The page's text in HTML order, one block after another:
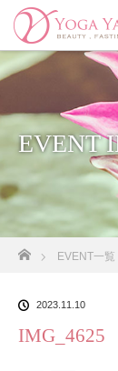
EVENT
EVENT一覧
2023.11.10
IMG_4625